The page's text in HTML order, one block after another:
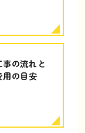
の流れと
の目安